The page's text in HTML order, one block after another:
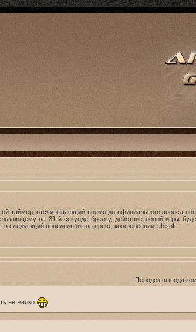
таймер, отсчитывающий время до официального анонса
на 31-й секунде брелку, действие новой игры
следующий понедельник на пресс-конференции Ubisoft.
Порядок вывода
не жалко